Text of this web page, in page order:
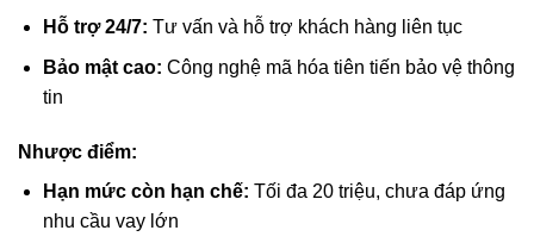
Hỗ trợ 24/7: Tư vấn và hỗ trợ khách hàng liên tục
Bảo mật cao: Công nghệ mã hóa tiên tiến bảo vệ thông
tin
Nhược điểm:
Hạn mức còn hạn chế: Tối đa 20 triệu, chưa đáp ứng
nhu cầu vay lớn